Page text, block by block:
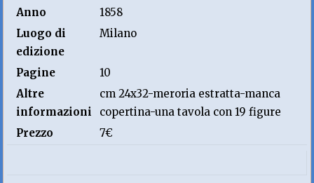
Anno
1858
Luogo di
edizione
Milano
Pagine
10
Altre
informazioni
cm 24x32-meroria estratta-manca
copertina-una tavola con 19 figure
Prezzo
7€